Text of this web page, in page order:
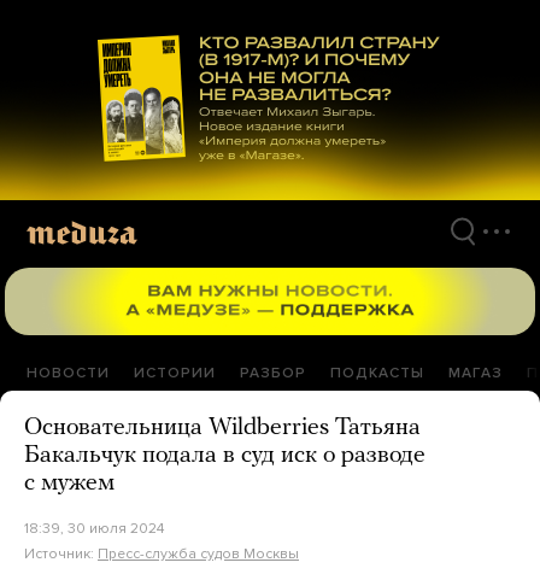
материалам
НОВОСТИ ИСТОРИИ РАЗБОР ПОДКАСТЫ МАГАЗ
Основательница Wildberries Татьяна
Бакальчук подала в суд иск о разводе
с мужем
18:39, 30 июля 2024
Источник: Пресс-служба судов Москвы